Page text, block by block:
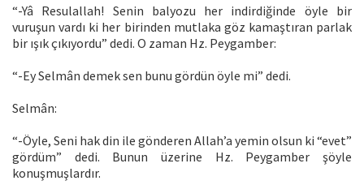
“-Yâ Resulallah! Senin balyozu her indirdiğinde öyle bir
vuruşun vardı ki her birinden mutlaka göz kamaştıran parlak
bir ışık çıkıyordu” dedi. O zaman Hz. Peygamber:
“-Ey Selmân demek sen bunu gördün öyle mi” dedi.
Selmân:
“-Öyle, Seni hak din ile gönderen Allah’a yemin olsun ki “evet”
gördüm” dedi. Bunun üzerine Hz. Peygamber şöyle
konuşmuşlardır.